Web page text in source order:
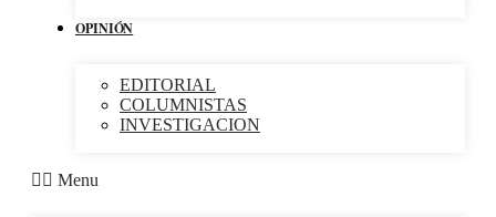
OPINIÓN
EDITORIAL
COLUMNISTAS
INVESTIGACION
Menu